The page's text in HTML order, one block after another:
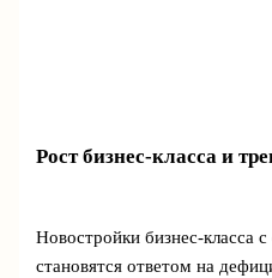
Рост бизнес-класса и
Новостройки бизнес-класса
становятся ответом на